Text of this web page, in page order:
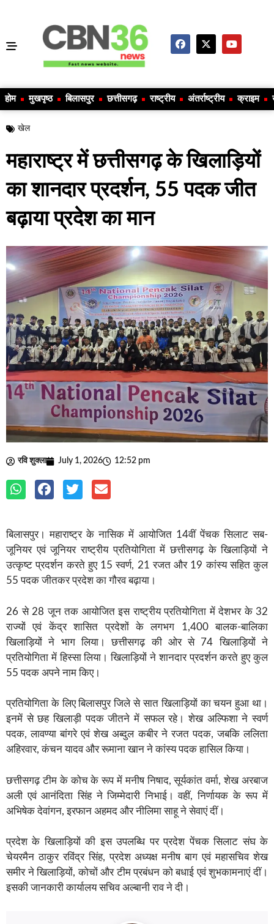
होम मुखपृष्ठ बिलासपुर छत्तीसगढ़ राष्ट्रीय अंतर्राष्ट्रीय क्राइम
खेल
महाराष्ट्र में छत्तीसगढ़ के खिलाड़ियों
का शानदार प्रदर्शन, 55 पदक जीत
बढ़ाया प्रदेश का मान
रवि शुक्ला July 1, 2026 12:52 pm
बिलासपुर। महाराष्ट्र के नासिक में आयोजित 14वीं पेंचक सिलाट सब-
जूनियर एवं जूनियर राष्ट्रीय प्रतियोगिता में छत्तीसगढ़ के खिलाड़ियों ने
उत्कृष्ट प्रदर्शन करते हुए 15 स्वर्ण, 21 रजत और 19 कांस्य सहित कुल
55 पदक जीतकर प्रदेश का गौरव बढ़ाया।
26 से 28 जून तक आयोजित इस राष्ट्रीय प्रतियोगिता में देशभर के 32
राज्यों एवं केंद्र शासित प्रदेशों के लगभग 1,400 बालक-बालिका
खिलाड़ियों ने भाग लिया। छत्तीसगढ़ की ओर से 74 खिलाड़ियों ने
प्रतियोगिता में हिस्सा लिया। खिलाड़ियों ने शानदार प्रदर्शन करते हुए कुल
55 पदक अपने नाम किए।
प्रतियोगिता के लिए बिलासपुर जिले से सात खिलाड़ियों का चयन हुआ था।
इनमें से छह खिलाड़ी पदक जीतने में सफल रहे। शेख अल्फिशा ने स्वर्ण
पदक, लावण्या बांगरे एवं शेख अब्दुल कबीर ने रजत पदक, जबकि ललिता
अहिरवार, कंचन यादव और रूमाना खान ने कांस्य पदक हासिल किया।
छत्तीसगढ़ टीम के कोच के रूप में मनीष निषाद, सूर्यकांत वर्मा, शेख अरबाज
अली एवं आनंदिता सिंह ने जिम्मेदारी निभाई। वहीं, निर्णायक के रूप में
अभिषेक देवांगन, इरफान अहमद और नीलिमा साहू ने सेवाएं दीं।
प्रदेश के खिलाड़ियों की इस उपलब्धि पर प्रदेश पेंचक सिलाट संघ के
चेयरमैन ठाकुर रविंद्र सिंह, प्रदेश अध्यक्ष मनीष बाग एवं महासचिव शेख
समीर ने खिलाड़ियों, कोचों और टीम प्रबंधन को बधाई एवं शुभकामनाएं दीं।
इसकी जानकारी कार्यालय सचिव अल्बानी राव ने दी।